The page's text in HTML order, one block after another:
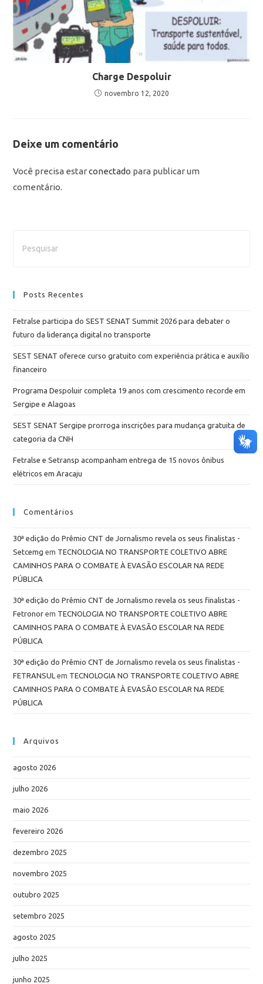
Charge Despoluir
novembro 12, 2020
Deixe um comentário
Você precisa estarconectado para publicar um
comentário.
Posts Recentes
Fetralse participa do SEST SENAT Summit 2026 para debater o
futuro da liderança digital no transporte
SEST SENAT oferece curso gratuito com experiência prática e auxílio
financeiro
Programa Despoluir completa 19 anos com crescimento recorde em
Sergipe e Alagoas
SEST SENAT Sergipe prorroga inscrições para mudança gratuita de
categoria da CNH
Fetralse e Setransp acompanham entrega de 15 novos ônibus
elétricos em Aracaju
Comentários
30ª edição do Prêmio CNT de Jornalismo revela os seus finalistas -
Setcemg em TECNOLOGIA NO TRANSPORTE COLETIVO ABRE
CAMINHOS PARA O COMBATE À EVASÃO ESCOLAR NA REDE
PÚBLICA
30ª edição do Prêmio CNT de Jornalismo revela os seus finalistas -
Fetronor em TECNOLOGIA NO TRANSPORTE COLETIVO ABRE
CAMINHOS PARA O COMBATE À EVASÃO ESCOLAR NA REDE
PÚBLICA
30ª edição do Prêmio CNT de Jornalismo revela os seus finalistas -
FETRANSUL em TECNOLOGIA NO TRANSPORTE COLETIVO ABRE
CAMINHOS PARA O COMBATE À EVASÃO ESCOLAR NA REDE
PÚBLICA
Arquivos
agosto 2026
julho 2026
maio 2026
fevereiro 2026
dezembro 2025
novembro 2025
outubro 2025
setembro 2025
agosto 2025
julho 2025
junho 2025